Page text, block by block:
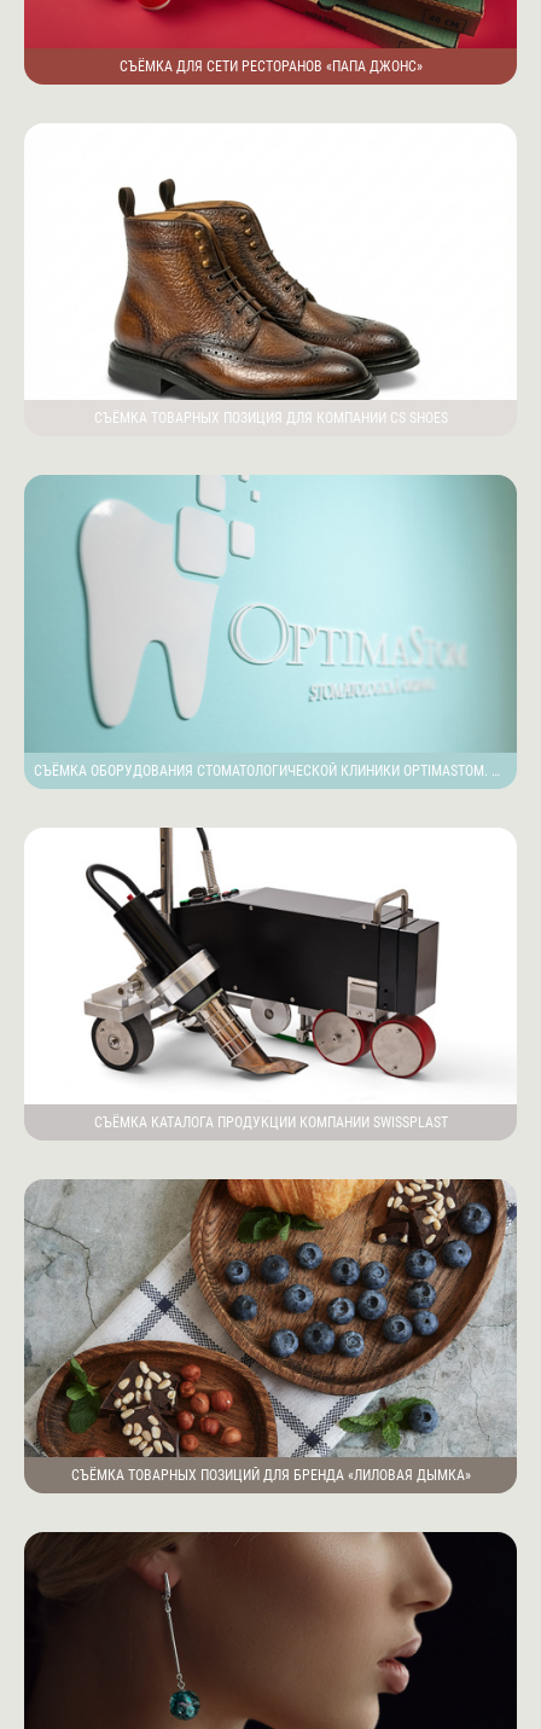
СЪЁМКА ДЛЯ СЕТИ РЕСТОРАНОВ «ПАПА ДЖОНС»
СЪЁМКА ТОВАРНЫХ ПОЗИЦИЯ ДЛЯ КОМПАНИИ CS SHOES
СЪЁМКА КАТАЛОГА ПРОДУКЦИИ КОМПАНИИ SWISSPLAST
СЪЁМКА ТОВАРНЫХ ПОЗИЦИЙ ДЛЯ БРЕНДА «ЛИЛОВАЯ ДЫМКА»